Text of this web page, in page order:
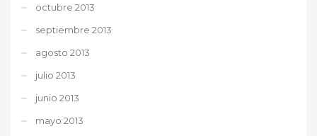
octubre 2013
septiembre 2013
agosto 2013
julio 2013
junio 2013
mayo 2013